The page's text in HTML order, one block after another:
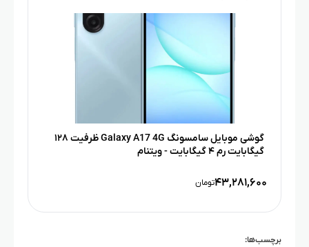
گوشی موبایل سامسونگ Galaxy A17 4G ظرفیت ۱۲۸
گیگابایت رم ۴ گیگابایت - ویتنام
۴۳,۲۸۱,۶۰۰تومان
برچسب‌ها: